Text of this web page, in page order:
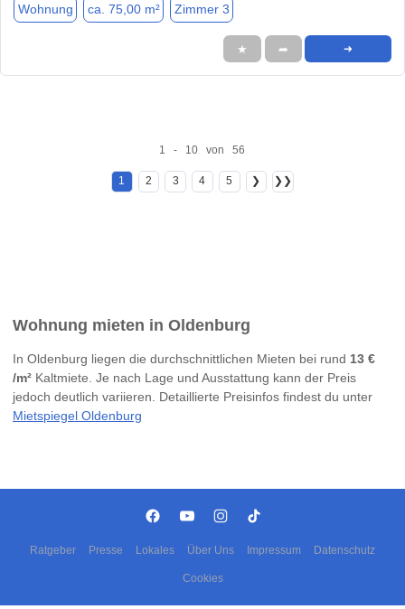
Wohnung ca. 75,00 m² Zimmer 3
★ ➦ ➜
1 - 10 von 56
1 2 3 4 5 ❯ ❯❯
Wohnung mieten in Oldenburg
In Oldenburg liegen die durchschnittlichen Mieten bei rund 13 €
/m² Kaltmiete. Je nach Lage und Ausstattung kann der Preis
jedoch deutlich variieren. Detaillierte Preisinfos findest du unter
Mietspiegel Oldenburg
Ratgeber Presse Lokales Über Uns Impressum Datenschutz
Cookies